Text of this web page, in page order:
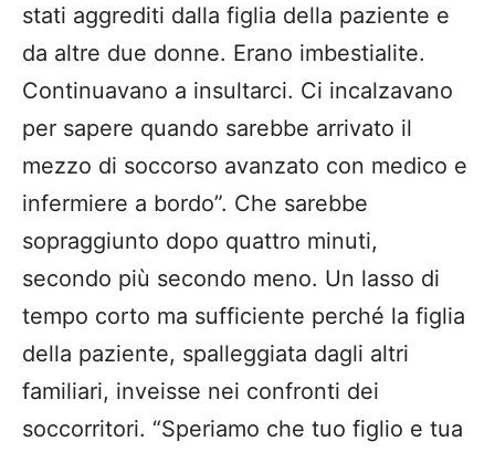
stati aggrediti dalla figlia della paziente e
da altre due donne. Erano imbestialite.
Continuavano a insultarci. Ci incalzavano
per sapere quando sarebbe arrivato il
mezzo di soccorso avanzato con medico e
infermiere a bordo”. Che sarebbe
sopraggiunto dopo quattro minuti,
secondo più secondo meno. Un lasso di
tempo corto ma sufficiente perché la figlia
della paziente, spalleggiata dagli altri
familiari, inveisse nei confronti dei
soccorritori. “Speriamo che tuo figlio e tua